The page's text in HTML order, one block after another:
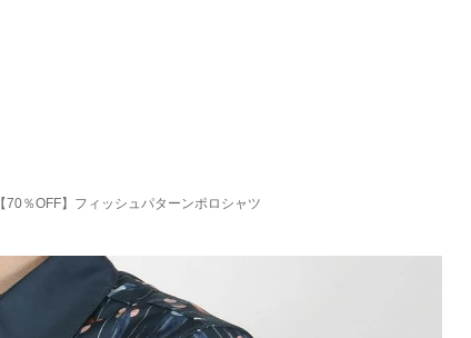
【70％OFF】フィッシュパターンポロシャツ